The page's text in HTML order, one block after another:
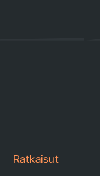
Ratkaisut